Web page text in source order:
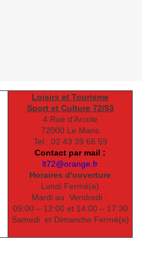
Loisirs et Tourisme
Sport et Culture 72/53
4 Rue d’Arcole
72000 Le Mans
Tel : 02 43 39 66 59
Contact par mail :
lt72@orange.fr
Horaires d'ouverture
Lundi Fermé(e)
Mardi au Vendredi :
09:00 – 12:00 et 14:00 – 17:30
Samedi et Dimanche Fermé(e)